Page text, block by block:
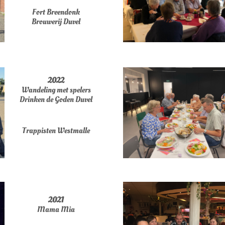
2021
Mama Mia
2022
Wandeling met spelers
Drinken de Goden Duvel
Trappisten Westmalle
Fort Breendonk
​Brouwerij Duvel